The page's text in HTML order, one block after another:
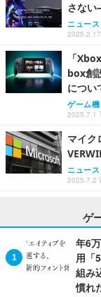
さない
ニュース
「
box創
につい
ゲーム機
2025.7.1
マイク
ニュース
2025.7.2
ゲ
年6
用「
組み
慣れ